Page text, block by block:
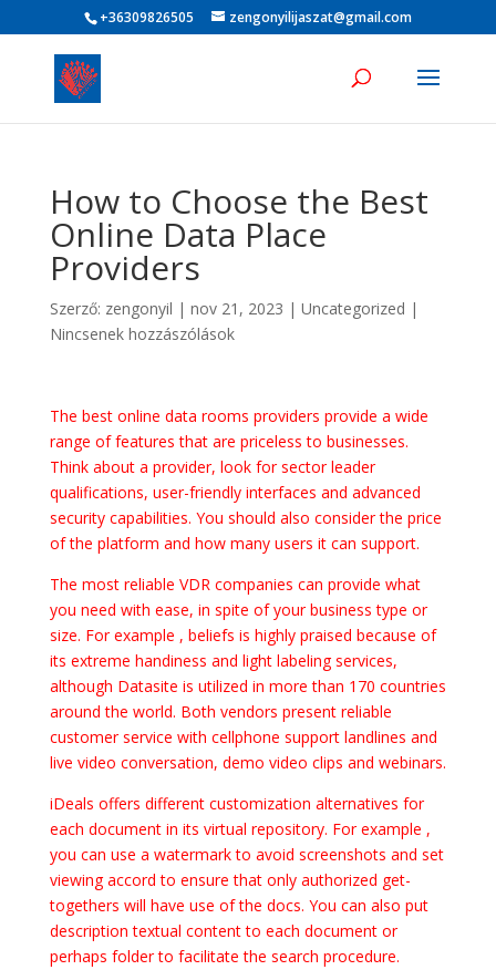
+36309826505 zengonyilijaszat@gmail.com
How to Choose the Best
Online Data Place
Providers
Szerző: zengonyil | nov 21, 2023 | Uncategorized |
Nincsenek hozzászólások
The best online data rooms providers provide a wide
range of features that are priceless to businesses.
Think about a provider, look for sector leader
qualifications, user-friendly interfaces and advanced
security capabilities. You should also consider the price
of the platform and how many users it can support.
The most reliable VDR companies can provide what
you need with ease, in spite of your business type or
size. For example , beliefs is highly praised because of
its extreme handiness and light labeling services,
although Datasite is utilized in more than 170 countries
around the world. Both vendors present reliable
customer service with cellphone support landlines and
live video conversation, demo video clips and webinars.
iDeals offers different customization alternatives for
each document in its virtual repository. For example ,
you can use a watermark to avoid screenshots and set
viewing accord to ensure that only authorized get-
togethers will have use of the docs. You can also put
description textual content to each document or
perhaps folder to facilitate the search procedure.